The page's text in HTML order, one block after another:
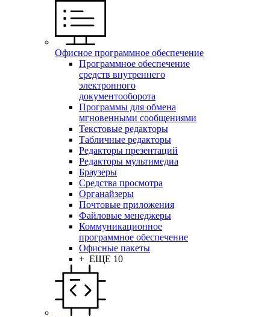
Офисное программное обеспечение
Программное обеспечение
средств внутреннего
электронного
документооборота
Программы для обмена
мгновенными сообщениями
Текстовые редакторы
Табличные редакторы
Редакторы презентаций
Редакторы мультимедиа
Браузеры
Средства просмотра
Органайзеры
Почтовые приложения
Файловые менеджеры
Коммуникационное
программное обеспечение
Офисные пакеты
+ ЕЩЕ 10